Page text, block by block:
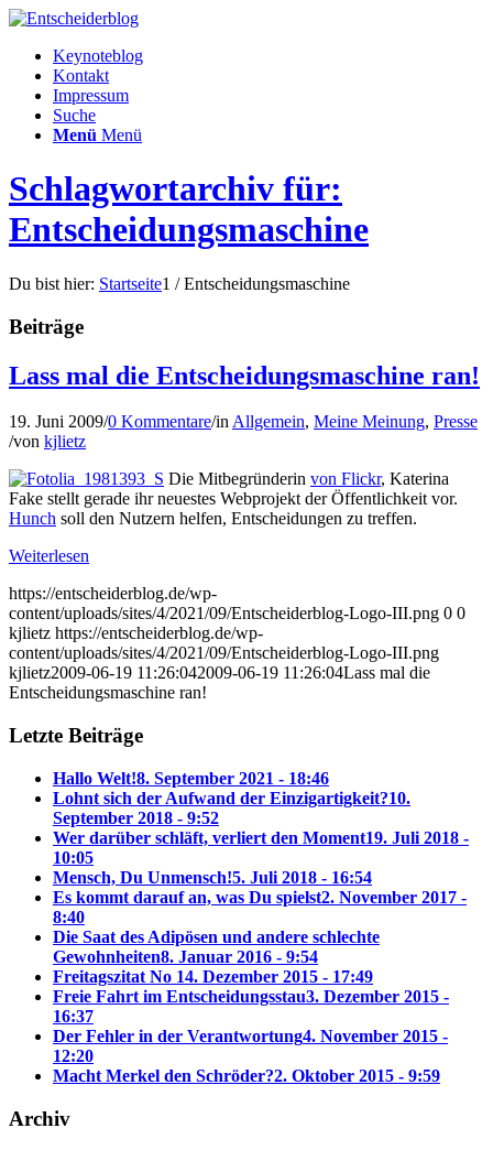
Keynoteblog
Kontakt
Impressum
Suche
Menü Menü
Schlagwortarchiv für:
Entscheidungsmaschine
Du bist hier: Startseite1 / Entscheidungsmaschine
Beiträge
Lass mal die Entscheidungsmaschine ran!
19. Juni 2009/0 Kommentare/inAllgemein, Meine Meinung, Presse
/von kjlietz
Die Mitbegründerin von Flickr, Katerina
Fake stellt gerade ihr neuestes Webprojekt der Öffentlichkeit vor.
Hunch soll den Nutzern helfen, Entscheidungen zu treffen.
Weiterlesen
https://entscheiderblog.de/wp-
content/uploads/sites/4/2021/09/Entscheiderblog-Logo-III.png 0 0
kjlietz https://entscheiderblog.de/wp-
content/uploads/sites/4/2021/09/Entscheiderblog-Logo-III.png
kjlietz2009-06-19 11:26:042009-06-19 11:26:04Lass mal die
Entscheidungsmaschine ran!
Letzte Beiträge
Hallo Welt!8. September 2021 - 18:46
Lohnt sich der Aufwand der Einzigartigkeit?10.
September 2018 - 9:52
Wer darüber schläft, verliert den Moment19. Juli 2018 -
10:05
Mensch, Du Unmensch!5. Juli 2018 - 16:54
Es kommt darauf an, was Du spielst2. November 2017 -
8:40
Die Saat des Adipösen und andere schlechte
Gewohnheiten8. Januar 2016 - 9:54
Freitagszitat No 14. Dezember 2015 - 17:49
Freie Fahrt im Entscheidungsstau3. Dezember 2015 -
16:37
Der Fehler in der Verantwortung4. November 2015 -
12:20
Macht Merkel den Schröder?2. Oktober 2015 - 9:59
Archiv